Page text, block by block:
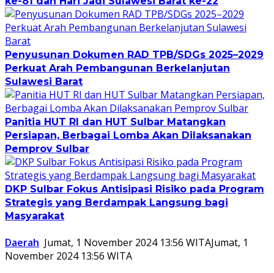
Penyusunan Dokumen RAD TPB/SDGs 2025–2029
Perkuat Arah Pembangunan Berkelanjutan
Sulawesi Barat
Panitia HUT RI dan HUT Sulbar Matangkan
Persiapan, Berbagai Lomba Akan Dilaksanakan
Pemprov Sulbar
DKP Sulbar Fokus Antisipasi Risiko pada Program
Strategis yang Berdampak Langsung bagi
Masyarakat
Daerah Jumat, 1 November 2024 13:56 WITAJumat, 1
November 2024 13:56 WITA